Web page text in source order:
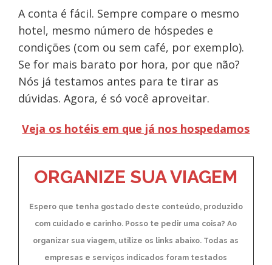
A conta é fácil. Sempre compare o mesmo
hotel, mesmo número de hóspedes e
condições (com ou sem café, por exemplo).
Se for mais barato por hora, por que não?
Nós já testamos antes para te tirar as
dúvidas. Agora, é só você aproveitar.
Veja os hotéis em que já nos hospedamos
ORGANIZE SUA VIAGEM
Espero que tenha gostado deste conteúdo, produzido
com cuidado e carinho. Posso te pedir uma coisa? Ao
organizar sua viagem, utilize os links abaixo. Todas as
empresas e serviços indicados foram testados